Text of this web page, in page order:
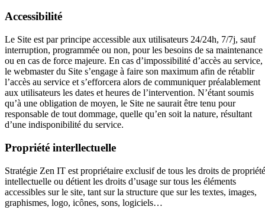
Accessibilité
Le Site est par principe accessible aux utilisateurs 24/24h, 7/7j, sauf
interruption, programmée ou non, pour les besoins de sa maintenance
ou en cas de force majeure. En cas d’impossibilité d’accès au service,
le webmaster du Site s’engage à faire son maximum afin de rétablir
l’accès au service et s’efforcera alors de communiquer préalablement
aux utilisateurs les dates et heures de l’intervention. N’étant soumis
qu’à une obligation de moyen, le Site ne saurait être tenu pour
responsable de tout dommage, quelle qu’en soit la nature, résultant
d’une indisponibilité du service.
Propriété interllectuelle
Stratégie Zen IT est propriétaire exclusif de tous les droits de propriété
intellectuelle ou détient les droits d’usage sur tous les éléments
accessibles sur le site, tant sur la structure que sur les textes, images,
graphismes, logo, icônes, sons, logiciels…